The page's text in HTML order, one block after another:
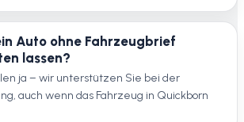
Auto ohne Fahrzeugbrief
lassen?
ja – wir unterstützen Sie bei der
auch wenn das Fahrzeug in Quickborn